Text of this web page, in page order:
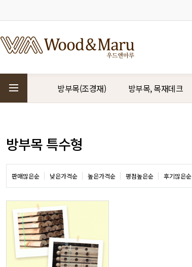
방부목(조경재) 방부목, 목재데크
방부목 특수형
판매많은순 낮은가격순 높은가격순 평점높은순 후기많은순